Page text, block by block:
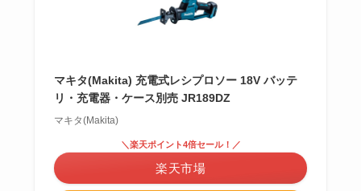
マキタ(Makita) 充電式レシプロソー 18V バッテ
リ・充電器・ケース別売 JR189DZ
マキタ(Makita)
＼楽天ポイント4倍セール！／
楽天市場